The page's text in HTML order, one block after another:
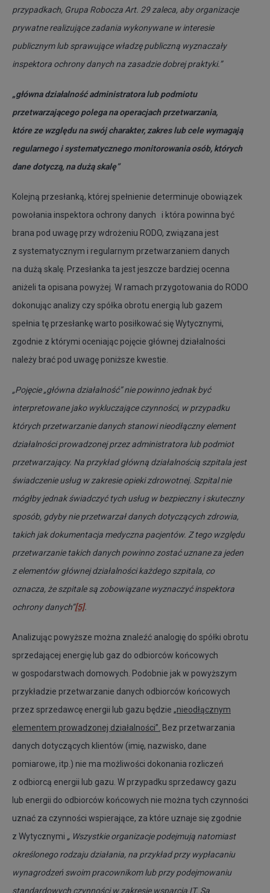
przypadkach, Grupa Robocza Art. 29 zaleca, aby organizacje
prywatne realizujące zadania wykonywane w interesie
publicznym lub sprawujące władzę publiczną wyznaczały
inspektora ochrony danych na zasadzie dobrej praktyki.”
„główna działalność administratora lub podmiotu
przetwarzającego polega na operacjach przetwarzania,
które ze względu na swój charakter, zakres lub cele wymagają
regularnego i systematycznego monitorowania osób, których
dane dotyczą, na dużą skalę”
Kolejną przesłanką, której spełnienie determinuje obowiązek
powołania inspektora ochrony danych i która powinna być
brana pod uwagę przy wdrożeniu RODO, związana jest
z systematycznym i regularnym przetwarzaniem danych
na dużą skalę. Przesłanka ta jest jeszcze bardziej ocenna
aniżeli ta opisana powyżej. W ramach przygotowania do RODO
dokonując analizy czy spółka obrotu energią lub gazem
spełnia tę przesłankę warto posiłkować się Wytycznymi,
zgodnie z którymi oceniając pojęcie głównej działalności
należy brać pod uwagę poniższe kwestie.
„Pojęcie „główna działalność” nie powinno jednak być
interpretowane jako wykluczające czynności, w przypadku
których przetwarzanie danych stanowi nieodłączny element
działalności prowadzonej przez administratora lub podmiot
przetwarzający. Na przykład główną działalnością szpitala jest
świadczenie usług w zakresie opieki zdrowotnej. Szpital nie
mógłby jednak świadczyć tych usług w bezpieczny i skuteczny
sposób, gdyby nie przetwarzał danych dotyczących zdrowia,
takich jak dokumentacja medyczna pacjentów. Z tego względu
przetwarzanie takich danych powinno zostać uznane za jeden
z elementów głównej działalności każdego szpitala, co
oznacza, że szpitale są zobowiązane wyznaczyć inspektora
ochrony danych”[5].
Analizując powyższe można znaleźć analogię do spółki obrotu
sprzedającej energię lub gaz do odbiorców końcowych
w gospodarstwach domowych. Podobnie jak w powyższym
przykładzie przetwarzanie danych odbiorców końcowych
przez sprzedawcę energii lub gazu będzie „nieodłącznym
elementem prowadzonej działalności”. Bez przetwarzania
danych dotyczących klientów (imię, nazwisko, dane
pomiarowe, itp.) nie ma możliwości dokonania rozliczeń
z odbiorcą energii lub gazu. W przypadku sprzedawcy gazu
lub energii do odbiorców końcowych nie można tych czynności
uznać za czynności wspierające, za które uznaje się zgodnie
z Wytycznymi „ Wszystkie organizacje podejmują natomiast
określonego rodzaju działania, na przykład przy wypłacaniu
wynagrodzeń swoim pracownikom lub przy podejmowaniu
standardowych czynności w zakresie wsparcia IT. Są